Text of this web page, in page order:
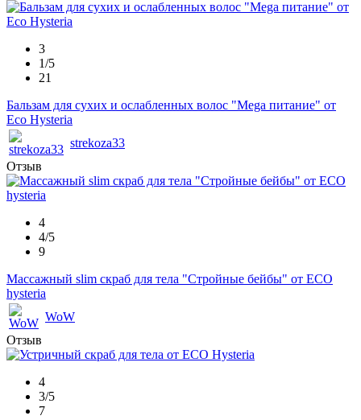
3
1/5
21
Бальзам для сухих и ослабленных волос "Mega питание" от
Eco Hysteria
strekoza33
Отзыв
4
4/5
9
Массажный slim скраб для тела "Стройные бейбы" от ECO
hysteria
WoW
Отзыв
4
3/5
7